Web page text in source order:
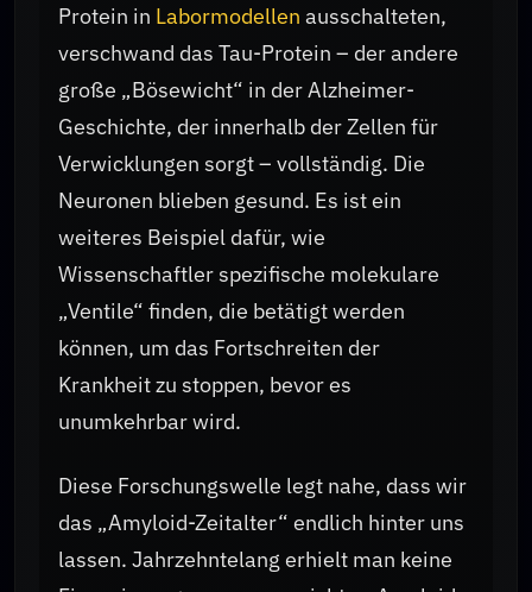
Protein in Labormodellen ausschalteten,
verschwand das Tau-Protein – der andere
große „Bösewicht“ in der Alzheimer-
Geschichte, der innerhalb der Zellen für
Verwicklungen sorgt – vollständig. Die
Neuronen blieben gesund. Es ist ein
weiteres Beispiel dafür, wie
Wissenschaftler spezifische molekulare
„Ventile“ finden, die betätigt werden
können, um das Fortschreiten der
Krankheit zu stoppen, bevor es
unumkehrbar wird.
Diese Forschungswelle legt nahe, dass wir
das „Amyloid-Zeitalter“ endlich hinter uns
lassen. Jahrzehntelang erhielt man keine